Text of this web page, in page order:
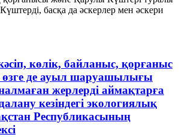
басқа да әскерлер мен әскери
көлік, байланыс, қорғаныс
өзге де ауыл шаруашылығы
жерлерді аймақтарға
кезіндегі экологиялық
Республикасының